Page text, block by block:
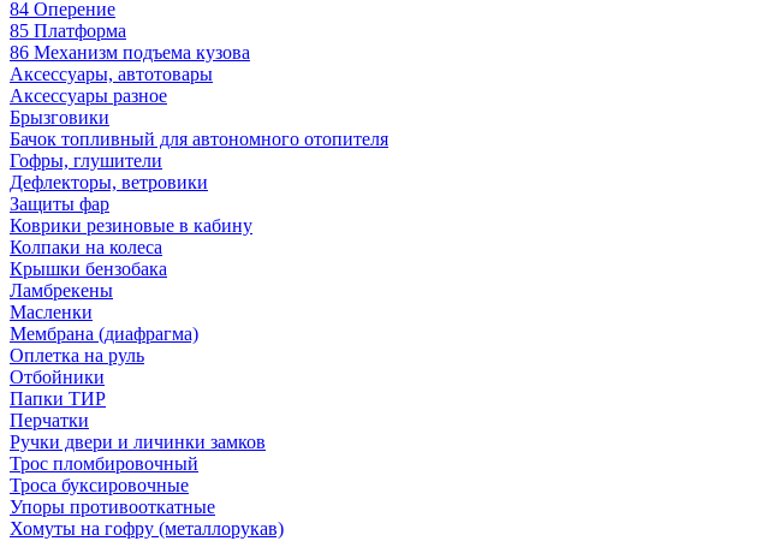
84 Оперение
85 Платформа
86 Механизм подъема кузова
Аксессуары, автотовары
Аксессуары разное
Брызговики
Бачок топливный для автономного отопителя
Гофры, глушители
Дефлекторы, ветровики
Защиты фар
Коврики резиновые в кабину
Колпаки на колеса
Крышки бензобака
Ламбрекены
Масленки
Мембрана (диафрагма)
Оплетка на руль
Отбойники
Папки ТИР
Перчатки
Ручки двери и личинки замков
Трос пломбировочный
Троса буксировочные
Упоры противооткатные
Хомуты на гофру (металлорукав)